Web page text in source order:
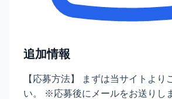
追加情報
【応募方法】 まずは当サイトより
い。 ※応募後にメールをお送りし